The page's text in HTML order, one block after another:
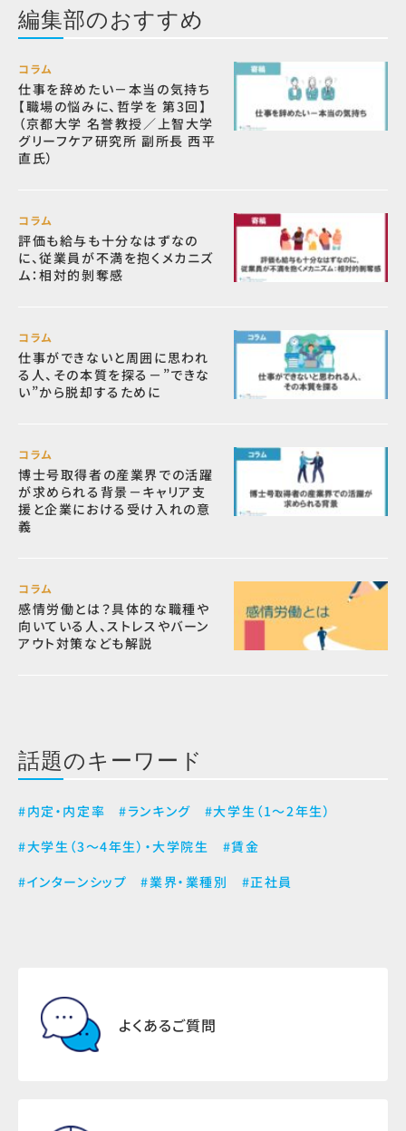
編集部のおすすめ
コラム
仕事を辞めたい－本当の気持ち
【職場の悩みに、哲学を 第3回】
（京都大学 名誉教授／上智大学
グリーフケア研究所 副所長 西平
直氏）
コラム
評価も給与も十分なはずなの
に、従業員が不満を抱くメカニズ
ム：相対的剝奪感
コラム
仕事ができないと周囲に思われ
る人、その本質を探る－”できな
い”から脱却するために
コラム
博士号取得者の産業界での活躍
が求められる背景－キャリア支
援と企業における受け入れの意
義
コラム
感情労働とは？具体的な職種や
向いている人、ストレスやバーン
アウト対策なども解説
話題のキーワード
#内定・内定率 #ランキング
#大学生（1～2年生）
#大学生（3～4年生）・大学院生
#賃金
#インターンシップ
#業界・業種別 #正社員
よくあるご質問